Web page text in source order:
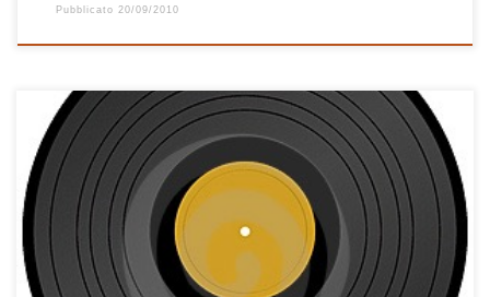
Pubblicato 20/09/2010
Questo, seppur parecchio incasinato, è buon momento per
comporre playlist. Ci sono momenti che non riesco neppure a
immaginarmi davanti ad iTunes ad ascoltare e scegliere brani,
mentre altre volte basta pochissimo: la scintilla, in questo caso,
credo sia partita dai molti dischi ascoltati in questo ultimo periodo
e dalla […]